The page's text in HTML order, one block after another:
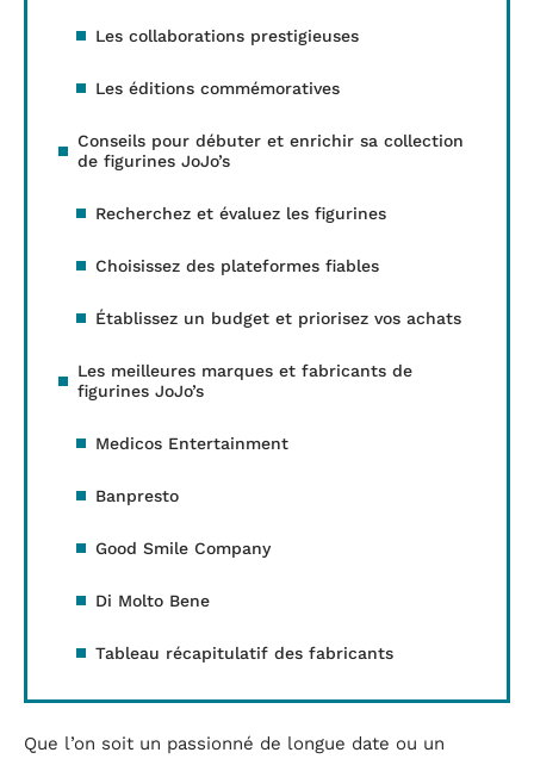
Les collaborations prestigieuses
Les éditions commémoratives
Conseils pour débuter et enrichir sa collection
de figurines JoJo’s
Recherchez et évaluez les figurines
Choisissez des plateformes fiables
Établissez un budget et priorisez vos achats
Les meilleures marques et fabricants de
figurines JoJo’s
Medicos Entertainment
Banpresto
Good Smile Company
Di Molto Bene
Tableau récapitulatif des fabricants
Que l’on soit un passionné de longue date ou un